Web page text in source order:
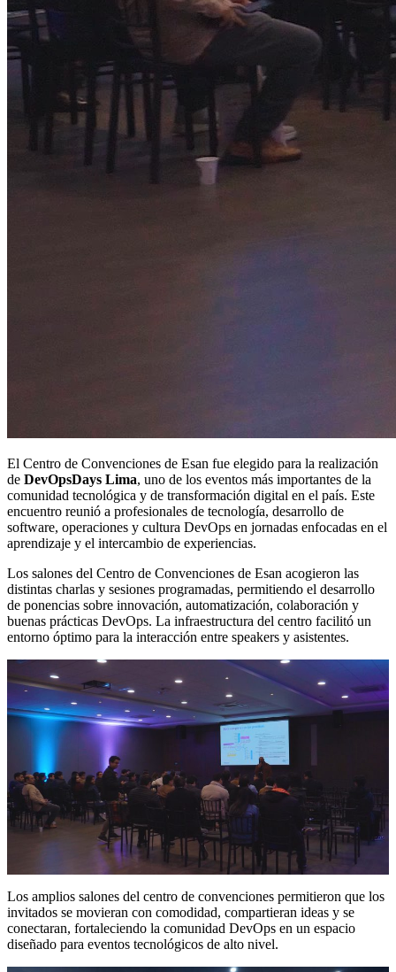
El Centro de Convenciones de Esan fue elegido para la realización
de DevOpsDays Lima, uno de los eventos más importantes de la
comunidad tecnológica y de transformación digital en el país. Este
encuentro reunió a profesionales de tecnología, desarrollo de
software, operaciones y cultura DevOps en jornadas enfocadas en el
aprendizaje y el intercambio de experiencias.
Los salones del Centro de Convenciones de Esan acogieron las
distintas charlas y sesiones programadas, permitiendo el desarrollo
de ponencias sobre innovación, automatización, colaboración y
buenas prácticas DevOps. La infraestructura del centro facilitó un
entorno óptimo para la interacción entre speakers y asistentes.
Los amplios salones del centro de convenciones permitieron que los
invitados se movieran con comodidad, compartieran ideas y se
conectaran, fortaleciendo la comunidad DevOps en un espacio
diseñado para eventos tecnológicos de alto nivel.